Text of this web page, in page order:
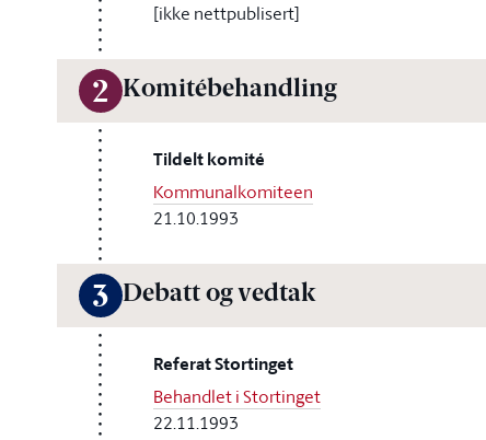
[ikke nettpublisert]
2 Komitébehandling
Tildelt komité
Kommunalkomiteen
21.10.1993
3 Debatt og vedtak
Referat Stortinget
Behandlet i Stortinget
22.11.1993